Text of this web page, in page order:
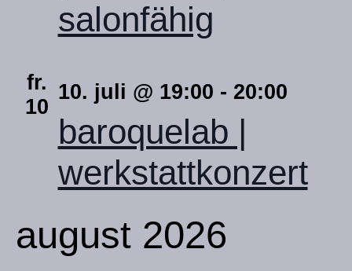
salonfähig
fr.
10
baroquelab |
werkstattkonzert
10. juli @ 19:00 - 20:00
august 2026